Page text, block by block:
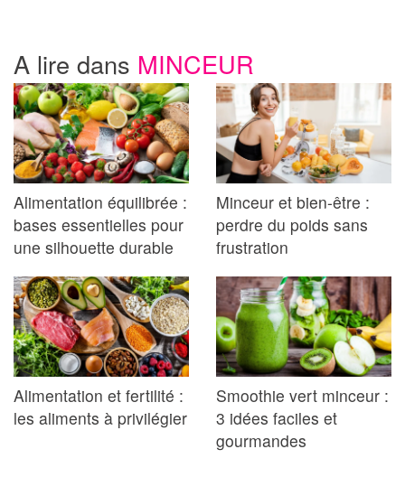
A lire dans MINCEUR
Alimentation équilibrée :
bases essentielles pour
une silhouette durable
Minceur et bien-être :
perdre du poids sans
frustration
Alimentation et fertilité :
les aliments à privilégier
Smoothie vert minceur :
3 idées faciles et
gourmandes